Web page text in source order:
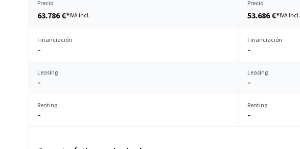
Precio
63.786 €*IVA incl.
Precio
53.686 €*IVA incl.
Financiación
–
Financiación
–
Leasing
–
Leasing
–
Renting
–
Renting
–